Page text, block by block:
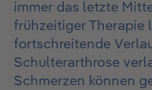
immer das letzte
frühzeitiger Therapie
fortschreitende
Schulterarthrose
Schmerzen können